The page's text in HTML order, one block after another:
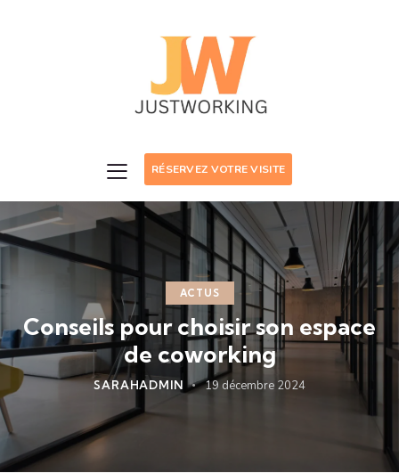
RÉSERVEZ VOTRE VISITE
ACTUS
Conseils pour choisir son espace
de coworking
SARAHADMIN 19 décembre 2024